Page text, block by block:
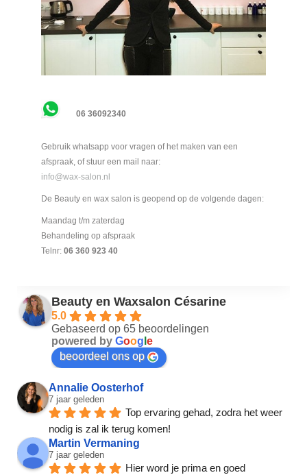
06 36092340
Gebruik whatsapp voor vragen of het maken van een
afspraak, of stuur een mail naar:
info@wax-salon.nl
De Beauty en wax salon is geopend op de volgende dagen:
Maandag t/m zaterdag
Behandeling op afspraak
Telnr: 06 360 923 40
Beauty en Waxsalon Césarine
5.0
Gebaseerd op 65 beoordelingen
powered by Goog e
beoordeel ons op
Annalie Oosterhof
7 jaar geleden
Top ervaring gehad, zodra het weer
nodig is zal ik terug komen!
Martin Vermaning
7 jaar geleden
Hier word je prima en goed